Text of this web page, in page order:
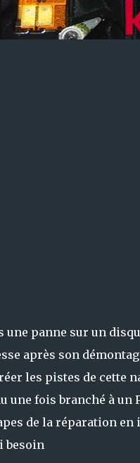
panne sur un
après son
les pistes de cette
une fois branché à un
de la réparation en
besoin